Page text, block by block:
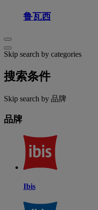
鲁瓦西
Skip search by categories
搜索条件
Skip search by 品牌
品牌
Ibis